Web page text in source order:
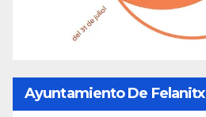
Ayuntamiento De Felanitx